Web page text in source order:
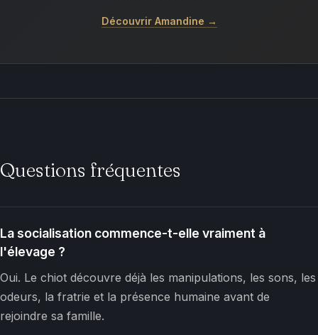
Découvrir Amandine →
Questions fréquentes
La socialisation commence-t-elle vraiment à
l'élevage ?
Oui. Le chiot découvre déjà les manipulations, les sons, les
odeurs, la fratrie et la présence humaine avant de
rejoindre sa famille.